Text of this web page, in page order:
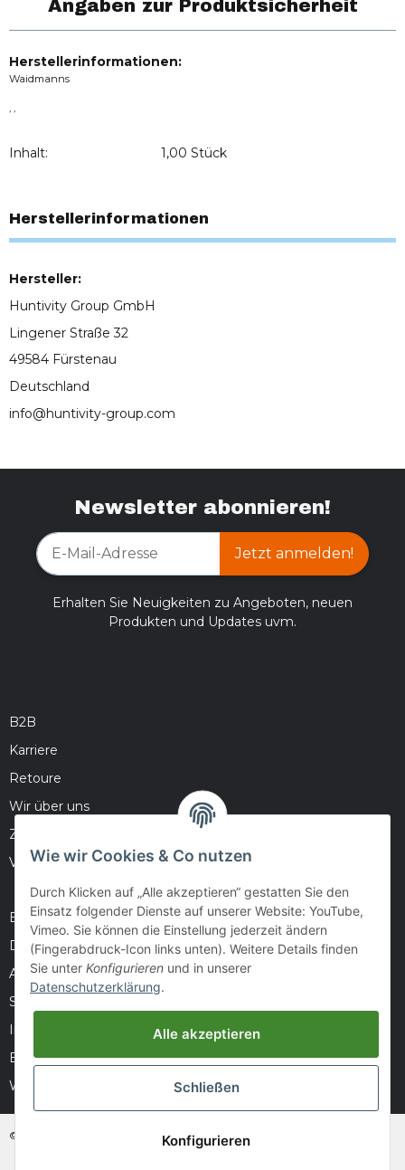
Angaben zur Produktsicherheit
Herstellerinformationen:
Waidmanns
, ,
Inhalt: 1,00 Stück
Herstellerinformationen
Hersteller:
Huntivity Group GmbH
Lingener Straße 32
49584 Fürstenau
Deutschland
info@huntivity-group.com
Newsletter abonnieren!
Jetzt anmelden!
Erhalten Sie Neuigkeiten zu Angeboten, neuen
Produkten und Updates uvm.
B2B
Karriere
Retoure
Wir über uns
Zahlungsmöglichkeiten
Versandinformationen
Barrierefreiheitserklärung
Datenschutz
AGB
Sitemap
Impressum
Batteriegesetzhinweise
Widerrufsrecht
© huntivity-group.at
Wie wir Cookies & Co nutzen
Durch Klicken auf „Alle akzeptieren“ gestatten Sie den
Einsatz folgender Dienste auf unserer Website: YouTube,
Vimeo. Sie können die Einstellung jederzeit ändern
(Fingerabdruck-Icon links unten). Weitere Details finden
Sie unter Konfigurieren und in unserer
Datenschutzerklärung.
Alle akzeptieren
Schließen
Konfigurieren